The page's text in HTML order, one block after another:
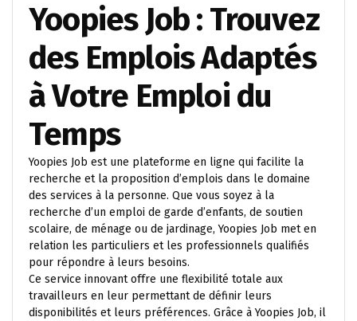
Yoopies Job : Trouvez
des Emplois Adaptés
à Votre Emploi du
Temps
Yoopies Job est une plateforme en ligne qui facilite la
recherche et la proposition d’emplois dans le domaine
des services à la personne. Que vous soyez à la
recherche d’un emploi de garde d’enfants, de soutien
scolaire, de ménage ou de jardinage, Yoopies Job met en
relation les particuliers et les professionnels qualifiés
pour répondre à leurs besoins.
Ce service innovant offre une flexibilité totale aux
travailleurs en leur permettant de définir leurs
disponibilités et leurs préférences. Grâce à Yoopies Job, il